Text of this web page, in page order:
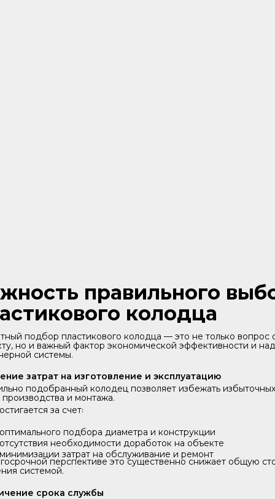
правильного
колодца
подбор пластикового колодца — это не только вопрос
но и важный фактор экономической эффективности и
системы.
подобранный колодец позволяет избежать избыточных
производства и монтажа.
за счет꞉
перспективе это существенно снижает общую
системой.
оптимального подбора диаметра и конструкции
отсутствия необходимости доработок на объекте
минимизации затрат на обслуживание и ремонт
затрат на изготовление и эксплуатацию
срока службы